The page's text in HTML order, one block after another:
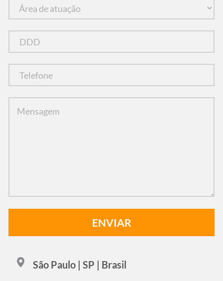
São Paulo | SP | Brasil